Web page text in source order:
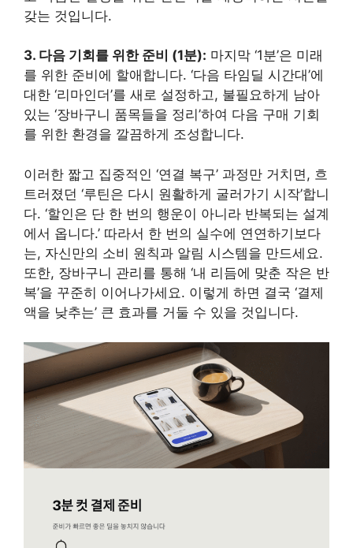
갖는 것입니다.
3. 다음 기회를 위한 준비 (1분): 마지막 ‘1분’은 미래
를 위한 준비에 할애합니다. ‘다음 타임딜 시간대’에
대한 ‘리마인더’를 새로 설정하고, 불필요하게 남아
있는 ‘장바구니 품목들을 정리’하여 다음 구매 기회
를 위한 환경을 깔끔하게 조성합니다.
이러한 짧고 집중적인 ‘연결 복구’ 과정만 거치면, 흐
트러졌던 ‘루틴은 다시 원활하게 굴러가기 시작’합니
다. ‘할인은 단 한 번의 행운이 아니라 반복되는 설계
에서 옵니다.’ 따라서 한 번의 실수에 연연하기보다
는, 자신만의 소비 원칙과 알림 시스템을 만드세요.
또한, 장바구니 관리를 통해 ‘내 리듬에 맞춘 작은 반
복’을 꾸준히 이어나가세요. 이렇게 하면 결국 ‘결제
액을 낮추는’ 큰 효과를 거둘 수 있을 것입니다.